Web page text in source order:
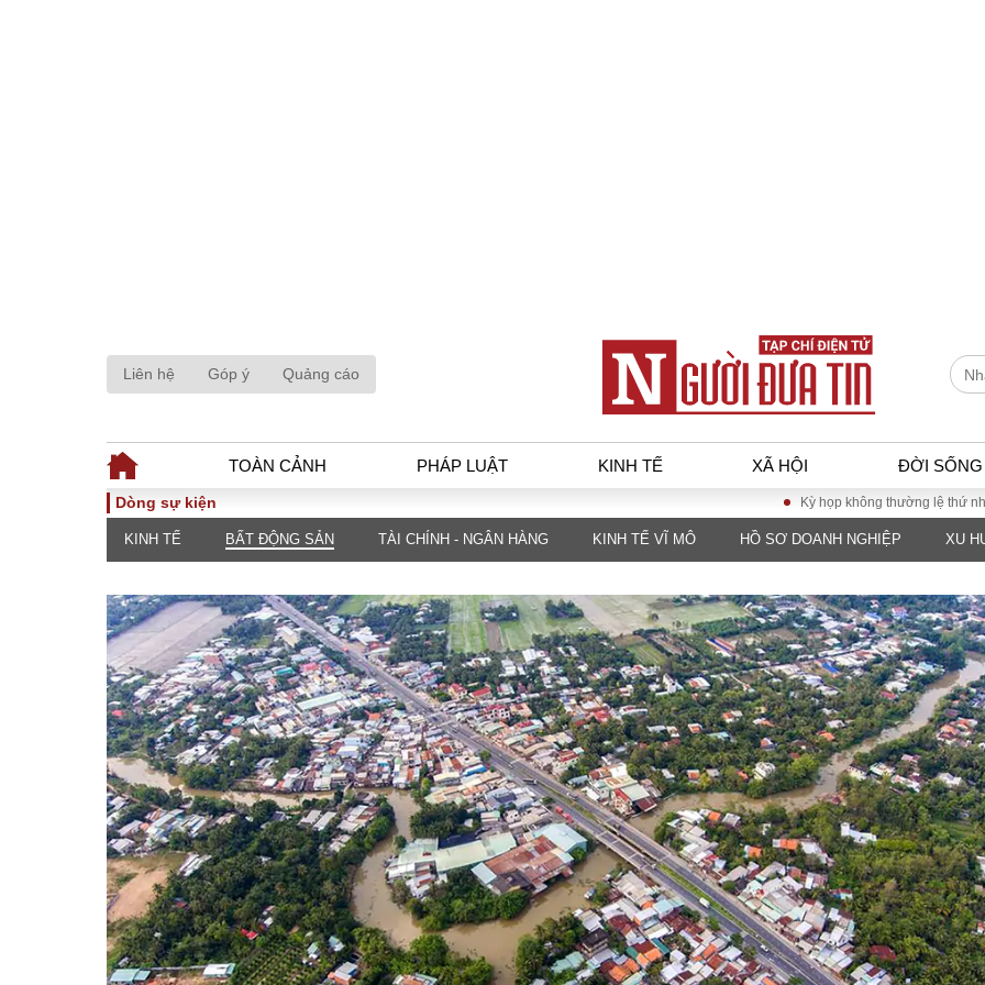
Liên hệ Góp ý Quảng cáo
TOÀN CẢNH PHÁP LUẬT KINH TẾ XÃ HỘI ĐỜI SỐNG
TOÀN CẢNH
Chính sách
Sự kiện
Đối thoại
Thế giới
PHÁP LUẬT
luật
Góc nhìn luật gia
Hồ sơ điều tra
Tiếng nói công dân
An ninh - Hình sự
KINH TẾ
Tài chính - Ngân
hàng
Kinh tế vĩ mô
Hồ sơ doanh
nghiệp
Xu hướng thị
trường
Tiêu dùng và dư
luận
Công nghệ
XÃ HỘI
Giáo dục
Văn hoá
Môi
Giao
ĐA CHIỀU
Quan điểm
INFOCUS
Dòng sự kiện Kỳ họp không thường lệ thứ nhất, Quốc
KINH TẾ BẤT ĐỘNG SẢN TÀI CHÍNH - NGÂN HÀNG KINH TẾ VĨ MÔ HỒ SƠ DOANH NGHIỆP XU